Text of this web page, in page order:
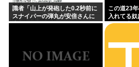
識者「山上が発砲した0.2秒前に
スナイパーの弾丸が安倍さんに
当たっていた！」 これ。
この道23
入れてる
ごい民度低